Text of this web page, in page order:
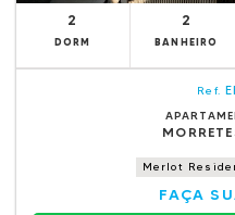
2
DORM
2
BANHEIRO
Ref.
Merlot
FAÇA